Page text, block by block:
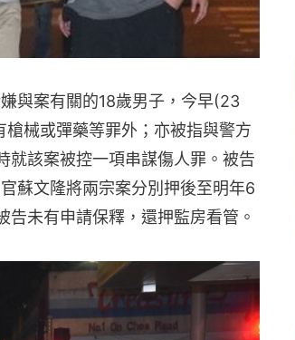
與案有關的18歲男子，今早(23
械或彈藥等罪外；亦被指與警方
就該案被控一項串謀傷人罪。被告
蘇文隆將兩宗案分別押後至明年6
未有申請保釋，還押監房看管。